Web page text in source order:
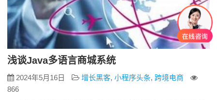
浅谈Java多语言商城系统
2024年5月16日 增长黑客, 小程序头条, 跨境电商
866